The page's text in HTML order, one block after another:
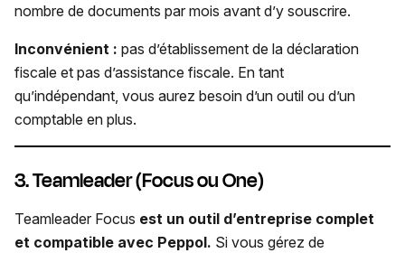
nombre de documents par mois avant d’y souscrire.
Inconvénient : pas d’établissement de la déclaration
fiscale et pas d’assistance fiscale. En tant
qu’indépendant, vous aurez besoin d’un outil ou d’un
comptable en plus.
3. Teamleader (Focus ou One)
Teamleader Focus est un outil d’entreprise complet
et compatible avec Peppol. Si vous gérez de